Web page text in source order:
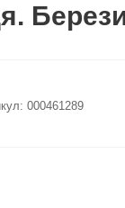
000461289